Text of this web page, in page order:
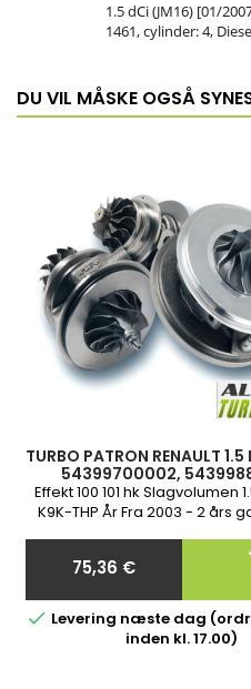
1.5 dCi (JM16) [01/
1461, cylinder: 4,
DU VIL MÅSKE OGSÅ
TURBO PATRON RENAULT 1.5
54399700002,
7701476183,
8200360800
Effekt 100 101 hk Slagvolumen
K9K-THP År Fra 2003 - 2 års
Pris
75,36 €
 Levering næste dag
inden kl. 17.00)